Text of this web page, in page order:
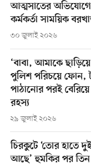
আত্মসাতের
কর্মকর্তা সাময়িক
৩০ জুলাই ২০২৬
‘বাবা, আমাকে
পুলিশ পরিচয়ে ফোন,
পাঠানোর পরই
রহস্য
২৯ জুলাই ২০২৬
চিরকুটে ‘তোর হাতে
আছে’ হুমকির পর